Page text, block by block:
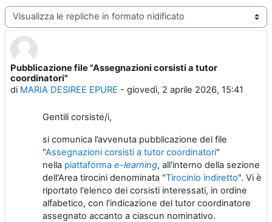
Modalità visualizzazione
Pubblicazione file "Assegnazioni corsisti a tutor
coordinatori"
di MARIA DESIREE EPURE - giovedì, 2 aprile 2026, 15:41
Numero di risposte: 0
Gentili corsiste/i,
si comunica l’avvenuta pubblicazione del file
"Assegnazioni corsisti a tutor coordinatori"
nella piattaforma e-learning, all'interno della sezione
dell'Area tirocini denominata "Tirocinio indiretto". Vi è
riportato l'elenco dei corsisti interessati, in ordine
alfabetico, con l’indicazione del tutor coordinatore
assegnato accanto a ciascun nominativo.